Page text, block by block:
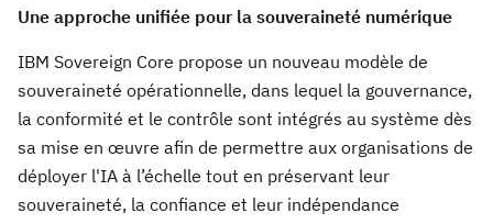
Une approche unifiée pour la souveraineté numérique
IBM Sovereign Core propose un nouveau modèle de
souveraineté opérationnelle, dans lequel la gouvernance,
la conformité et le contrôle sont intégrés au système dès
sa mise en œuvre afin de permettre aux organisations de
déployer l'IA à l’échelle tout en préservant leur
souveraineté, la confiance et leur indépendance